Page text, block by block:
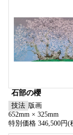
石部の櫻
技法 版画
652mm × 325mm
特別価格 346,500円(